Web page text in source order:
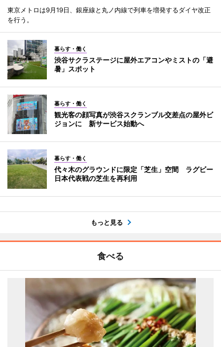
東京メトロは9月19日、銀座線と丸ノ内線で列車を増発するダイヤ改正
を行う。
暮らす・働く
渋谷サクラステージに屋外エアコンやミストの「避
暑」スポット
暮らす・働く
観光客の顔写真が渋谷スクランブル交差点の屋外ビ
ジョンに 新サービス始動へ
暮らす・働く
代々木のグラウンドに限定「芝生」空間 ラグビー
日本代表戦の芝生を再利用
もっと見る
食べる